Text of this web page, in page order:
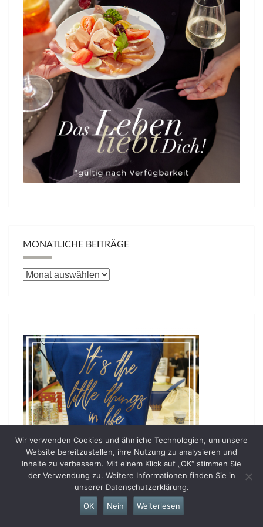
MONATLICHE BEITRÄGE
Monatliche
Wir verwenden Cookies und ähnliche Technologien, um unsere
Website bereitzustellen, ihre Nutzung zu analysieren und
Inhalte zu verbessern. Mit einem Klick auf „OK“ stimmen Sie
der Verwendung zu. Weitere Informationen finden Sie in
unserer Datenschutzerklärung.
OK
Nein Weiterlesen